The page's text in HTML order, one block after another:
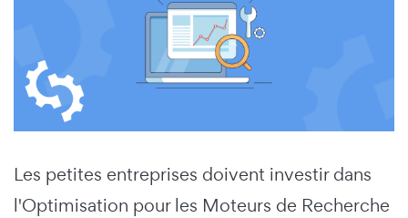
Les petites entreprises doivent investir dans
l'Optimisation pour les Moteurs de Recherche